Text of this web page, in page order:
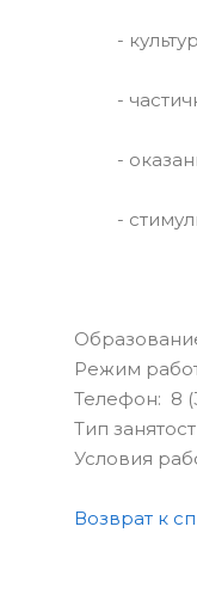
-
-
-
-
Режим
Телефон: 8
Тип
Условия
Возврат к